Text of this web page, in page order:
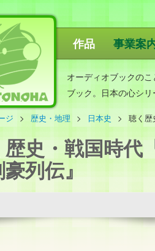
ことのは出版
作品 事業案
オーディオブックの
ブック。日本の心シ
ジ 歴史・地理 日本史 聴く歴
史・戦国時代
列伝』